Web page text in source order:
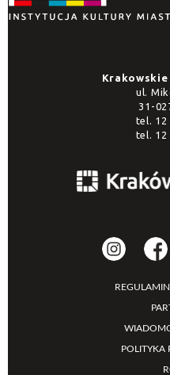
ul.
31-
tel. 12
tel. 12
POLITYKA